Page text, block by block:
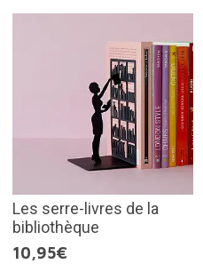
Les serre-livres de la
bibliothèque
10,95€